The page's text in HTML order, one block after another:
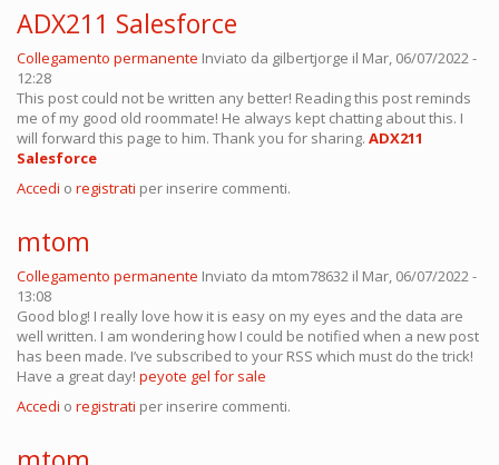
ADX211 Salesforce
Collegamento permanente Inviato da gilbertjorge il Mar, 06/07/2022 -
12:28
This post could not be written any better! Reading this post reminds
me of my good old roommate! He always kept chatting about this. I
will forward this page to him. Thank you for sharing. ADX211
Salesforce
Accedi o registrati per inserire commenti.
mtom
Collegamento permanente Inviato da mtom78632 il Mar, 06/07/2022 -
13:08
Good blog! I really love how it is easy on my eyes and the data are
well written. I am wondering how I could be notified when a new post
has been made. I’ve subscribed to your RSS which must do the trick!
Have a great day! peyote gel for sale
Accedi o registrati per inserire commenti.